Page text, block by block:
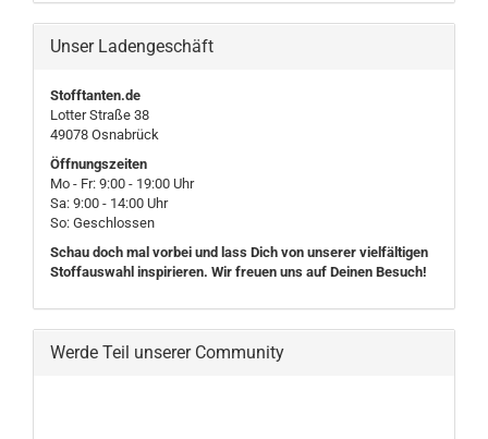
Unser Ladengeschäft
Stofftanten.de
Lotter Straße 38
49078 Osnabrück
Öffnungszeiten
Mo - Fr: 9:00 - 19:00 Uhr
Sa: 9:00 - 14:00 Uhr
So: Geschlossen
Schau doch mal vorbei und lass Dich von unserer vielfältigen
Stoffauswahl inspirieren. Wir freuen uns auf Deinen Besuch!
Werde Teil unserer Community